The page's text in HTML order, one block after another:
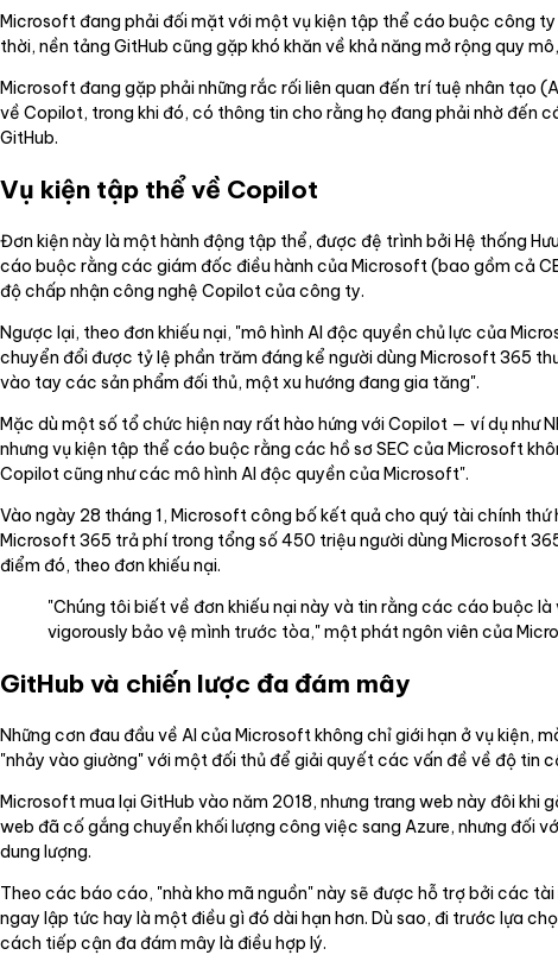
Microsoft đang phải đối mặt với một vụ kiện tập thể cáo buộc công
thời, nền tảng GitHub cũng gặp khó khăn về khả năng mở rộng quy
Microsoft đang gặp phải những rắc rối liên quan đến trí tuệ nhân tạo
về Copilot, trong khi đó, có thông tin cho rằng họ đang phải nhờ đến
GitHub.
Vụ kiện tập thể về Copilot
Đơn kiện này là một hành động tập thể, được đệ trình bởi Hệ thống
cáo buộc rằng các giám đốc điều hành của Microsoft (bao gồm cả
độ chấp nhận công nghệ Copilot của công ty.
Ngược lại, theo đơn khiếu nại, "mô hình AI độc quyền chủ lực của
chuyển đổi được tỷ lệ phần trăm đáng kể người dùng Microsoft 365
vào tay các sản phẩm đối thủ, một xu hướng đang gia tăng".
Mặc dù một số tổ chức hiện nay rất hào hứng với Copilot — ví dụ như
nhưng vụ kiện tập thể cáo buộc rằng các hồ sơ SEC của Microsoft
Copilot cũng như các mô hình AI độc quyền của Microsoft".
Vào ngày 28 tháng 1, Microsoft công bố kết quả cho quý tài chính
Microsoft 365 trả phí trong tổng số 450 triệu người dùng Microsoft
điểm đó, theo đơn khiếu nại.
"Chúng tôi biết về đơn khiếu nại này và tin rằng các cáo buộc
vigorously bảo vệ mình trước tòa," một phát ngôn viên của
GitHub và chiến lược đa đám mây
Những cơn đau đầu về AI của Microsoft không chỉ giới hạn ở vụ kiện,
"nhảy vào giường" với một đối thủ để giải quyết các vấn đề về độ tin
Microsoft mua lại GitHub vào năm 2018, nhưng trang web này đôi khi
web đã cố gắng chuyển khối lượng công việc sang Azure, nhưng đối
dung lượng.
Theo các báo cáo, "nhà kho mã nguồn" này sẽ được hỗ trợ bởi các
ngay lập tức hay là một điều gì đó dài hạn hơn. Dù sao, đi trước lựa
cách tiếp cận đa đám mây là điều hợp lý.